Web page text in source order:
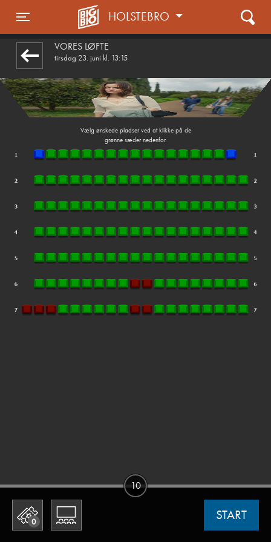
Toggle navigation
HOLSTEBRO
VORES LØFTE
tirsdag 23. juni kl. 13:15
Vælg ønskede pladser ved at klikke på de
grønne sæder nedenfor.
0 START
10
1step-front02 110810